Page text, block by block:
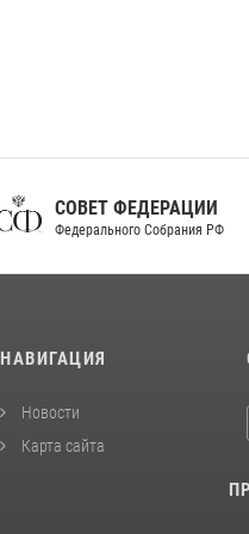
СОВЕТ ФЕДЕРАЦИИ
Федерального Собрания РФ
НАВИГАЦИЯ
Новости
Карта сайта